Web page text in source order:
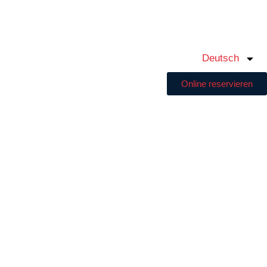
Deutsch
Online reservieren